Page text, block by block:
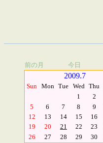
前の月 今日
2009.7
Sun Mon Tue Wed Thu
1
2
5
6 7 8 9
12
13 14 15 16
19
20 21 22 23
26
27 28 29 30